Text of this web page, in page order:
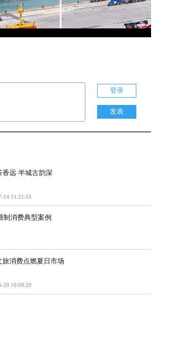
登录
发表
香远 半城古韵深
14 11:21:53
制消费典型案例
旅消费点燃夏日市场
20 10:09:20